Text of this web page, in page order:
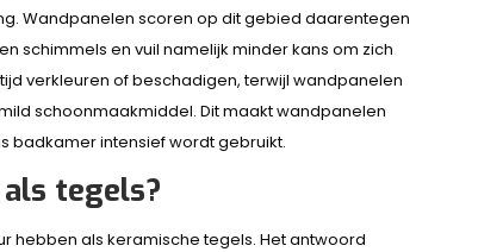
Wandpanelen scoren op dit gebied daarentegen
schimmels en vuil namelijk minder kans om zich
verkleuren of beschadigen, terwijl wandpanelen
schoonmaakmiddel. Dit maakt wandpanelen
badkamer intensief wordt gebruikt.
tegels?
hebben als keramische tegels. Het antwoord